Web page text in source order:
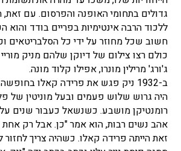
גדולים בתחומי האופנה והפרסום. עם זאת,
ללכוד הרבה אינטימיות בפריים בודד והוא
חשוב שכל מחוזר על ידי כל הסלבריטאים
כולם רצו צילום של דיוקן שלהם מניק
ג'ורג' מרילין מונרו, אפילו קלוד מונה.
ב-1932 ניק פגש את פרידה קאלו
היה גרוש שלוש פעמים ובעל מוניטין של
רומנטיקן מושבע. כשנשאל כעבור שנים
אהב נשים רבות, הוא אמר "כן. אבל רק
זאת הייתה פרידה קאלו. כשהיה צריך לחזור